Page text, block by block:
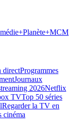
Planète+MCM
directProgrammes
Journaux
2026Netflix
TVTop 50 séries
Regarder la TV en
cinéma